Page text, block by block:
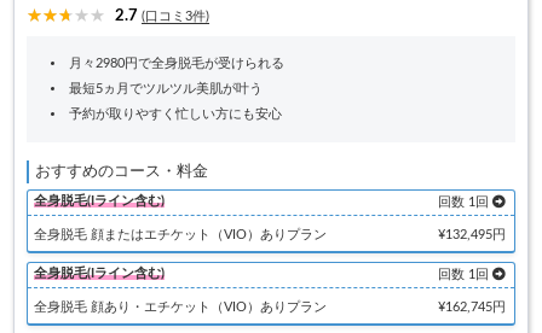
2.7 (口コミ3件)
月々2980円で全身脱毛が受けられる
最短5ヵ月でツルツル美肌が叶う
予約が取りやすく忙しい方にも安心
おすすめのコース・料金
全身脱毛(Iライン含む) 回数 1回
全身脱毛 顔またはエチケット（VIO）ありプラン ¥132,495円
全身脱毛(Iライン含む) 回数 1回
全身脱毛 顔あり・エチケット（VIO）ありプラン ¥162,745円